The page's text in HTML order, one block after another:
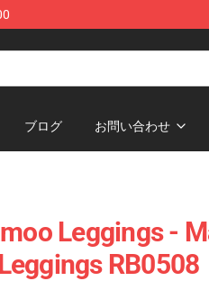
ブログ お問い合わせ
Leggings -
RB0508